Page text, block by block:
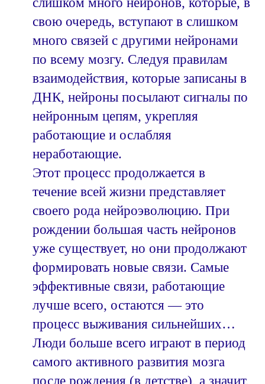
свою очередь, вступают в слишком
много связей с другими нейронами
по всему мозгу. Следуя правилам
взаимодействия, которые записаны в
ДНК, нейроны посылают сигналы по
нейронным цепям, укрепляя
работающие и ослабляя
неработающие.
Этот процесс продолжается в
течение всей жизни представляет
своего рода нейроэволюцию. При
рождении большая часть нейронов
уже существует, но они продолжают
формировать новые связи. Самые
эффективные связи, работающие
лучше всего, остаются — это
процесс выживания сильнейших…
Люди больше всего играют в период
самого активного развития мозга
после рождения (в детстве), а значит,